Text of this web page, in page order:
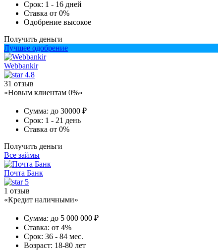
Срок: 1 - 16 дней
Ставка от 0%
Одобрение высокое
Получить деньги
Лучшее одобрение
Webbankir
4.8
31 отзыв
«Новым клиентам 0%»
Сумма: до 30000 ₽
Срок: 1 - 21 день
Ставка от 0%
Получить деньги
Все займы
Почта Банк
5
1 отзыв
«Кредит наличными»
Сумма: до 5 000 000 ₽
Ставка: от 4%
Срок: 36 - 84 мес.
Возраст: 18-80 лет